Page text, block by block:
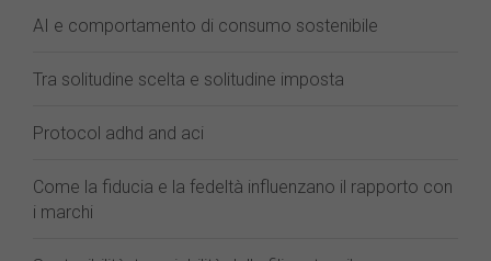
AI e comportamento di consumo sostenibile
Tra solitudine scelta e solitudine imposta
Protocol adhd and aci
Come la fiducia e la fedeltà influenzano il rapporto con
i marchi